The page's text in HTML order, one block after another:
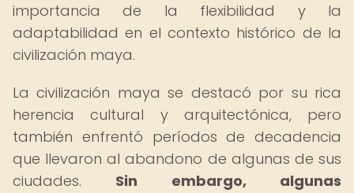
importancia de la flexibilidad y la
adaptabilidad en el contexto histórico de la
civilización maya.
La civilización maya se destacó por su rica
herencia cultural y arquitectónica, pero
también enfrentó períodos de decadencia
que llevaron al abandono de algunas de sus
ciudades. Sin embargo, algunas